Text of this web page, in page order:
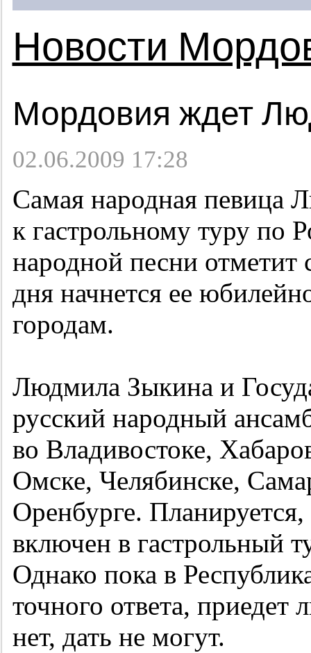
Новости
Мордовия ждет
02.06.2009 17:28
Самая народная певица
к гастрольному туру по
народной песни отметит
дня начнется ее
городам.
Людмила Зыкина и
русский народный
во Владивостоке,
Омске, Челябинске,
Оренбурге.
включен в гастрольный
Однако пока в
точного ответа,
нет, дать не могут.